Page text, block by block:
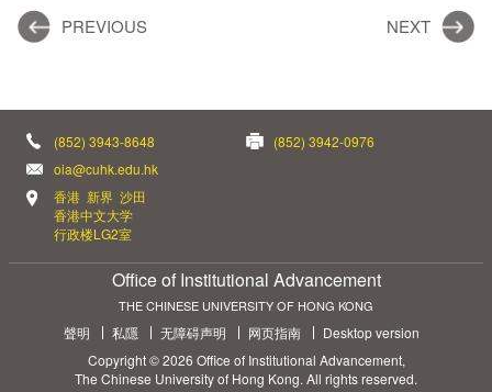
PREVIOUS NEXT
(852) 3943-8648
(852) 3942-0976
oia@cuhk.edu.hk
香港 新界 沙田
香港中文大学
行政楼LG2室
Office of Institutional Advancement
THE CHINESE UNIVERSITY OF HONG KONG
聲明 私隱 无障碍声明 网页指南
Desktop version
Copyright © 2026 Office of Institutional Advancement,
The Chinese University of Hong Kong. All rights reserved.